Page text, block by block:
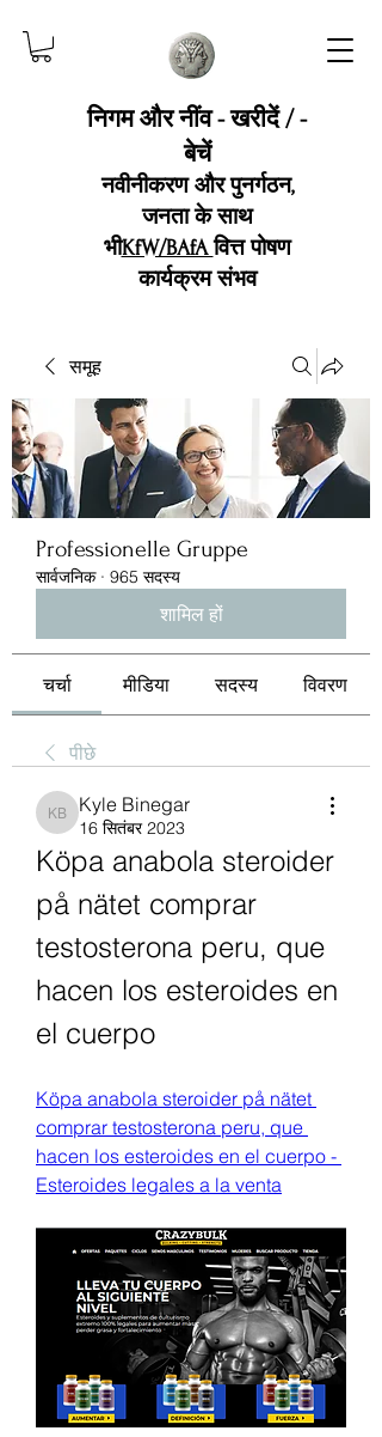
निगम और नींव - खरीदें / -
बेचें
नवीनीकरण और पुनर्गठन,
जनता के साथ
भीKfW/BAfAवित्त पोषण
कार्यक्रम संभव
समूह
Professionelle Gruppe
सार्वजनिक · 965 सदस्य
शामिल हों
चर्चा मीडिया सदस्य विवरण
पीछे
Kyle Binegar
Kyle Binegar
16 सितंबर 2023
Köpa anabola steroider
på nätet comprar
testosterona peru, que
hacen los esteroides en
el cuerpo
Köpa anabola steroider på nätet
comprar testosterona peru, que
hacen los esteroides en el cuerpo -
Esteroides legales a la venta